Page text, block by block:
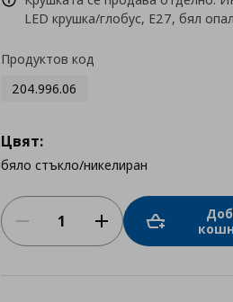
LED крушка/глобус, E27, бял
Продуктов код
204.996.06
Цвят:
бяло стъкло/никелиран